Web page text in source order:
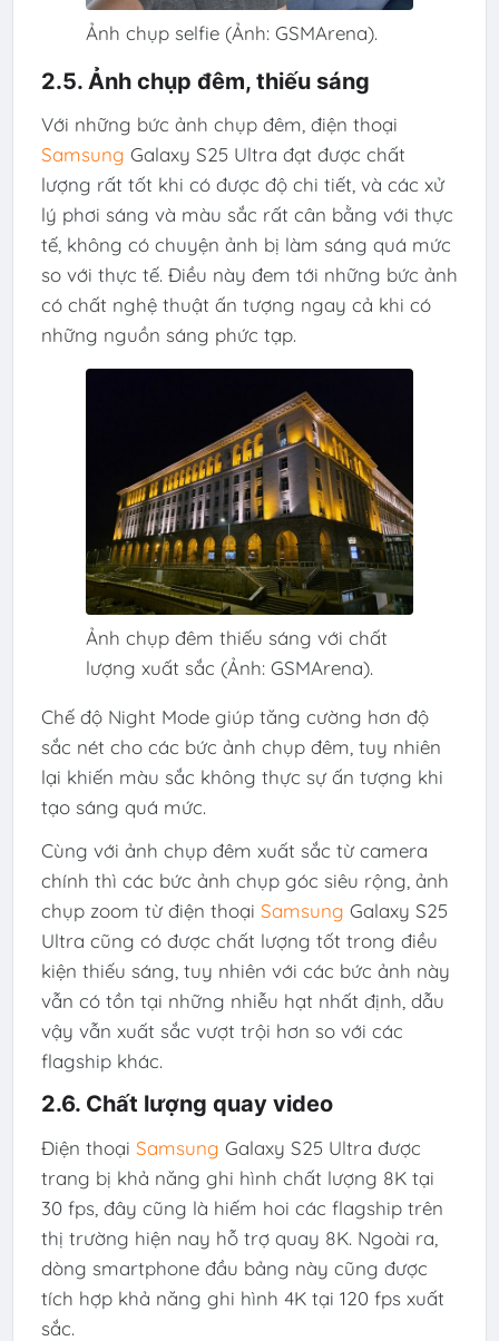
Ảnh chụp selfie (Ảnh: GSMArena).
2.5. Ảnh chụp đêm, thiếu sáng
Với những bức ảnh chụp đêm, điện thoại
Samsung Galaxy S25 Ultra đạt được chất
lượng rất tốt khi có được độ chi tiết, và các xử
lý phơi sáng và màu sắc rất cân bằng với thực
tế, không có chuyện ảnh bị làm sáng quá mức
so với thực tế. Điều này đem tới những bức ảnh
có chất nghệ thuật ấn tượng ngay cả khi có
những nguồn sáng phức tạp.
Ảnh chụp đêm thiếu sáng với chất
lượng xuất sắc (Ảnh: GSMArena).
Chế độ Night Mode giúp tăng cường hơn độ
sắc nét cho các bức ảnh chụp đêm, tuy nhiên
lại khiến màu sắc không thực sự ấn tượng khi
tạo sáng quá mức.
Cùng với ảnh chụp đêm xuất sắc từ camera
chính thì các bức ảnh chụp góc siêu rộng, ảnh
chụp zoom từ điện thoại Samsung Galaxy S25
Ultra cũng có được chất lượng tốt trong điều
kiện thiếu sáng, tuy nhiên với các bức ảnh này
vẫn có tồn tại những nhiễu hạt nhất định, dẫu
vậy vẫn xuất sắc vượt trội hơn so với các
flagship khác.
2.6. Chất lượng quay video
Điện thoại Samsung Galaxy S25 Ultra được
trang bị khả năng ghi hình chất lượng 8K tại
30 fps, đây cũng là hiếm hoi các flagship trên
thị trường hiện nay hỗ trợ quay 8K. Ngoài ra,
dòng smartphone đầu bảng này cũng được
tích hợp khả năng ghi hình 4K tại 120 fps xuất
sắc.